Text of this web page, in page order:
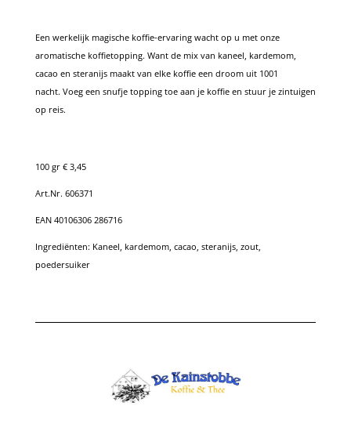
Een werkelijk magische koffie-ervaring wacht op u met onze
aromatische koffietopping. Want de mix van kaneel, kardemom,
cacao en steranijs maakt van elke koffie een droom uit 1001
nacht. Voeg een snufje topping toe aan je koffie en stuur je zintuigen
op reis.
100 gr € 3,45
Art.Nr. 606371
EAN 40106306 286716
Ingrediënten: Kaneel, kardemom, cacao, steranijs, zout,
poedersuiker